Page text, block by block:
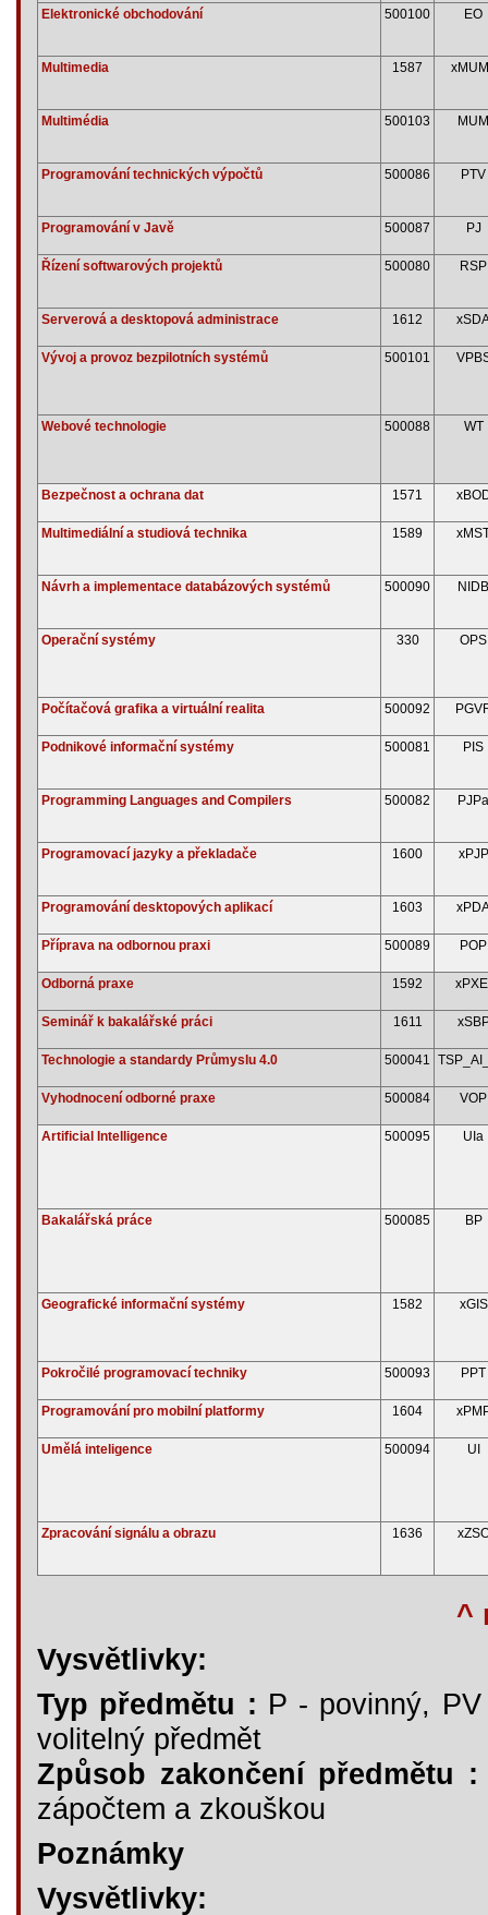
Elektronické obchodování 500100 EO
Multimedia 1587
Multimédia 500103 MUM
Programování technických výpočtů 500086 PTV
Programování v Javě 500087 PJ
Řízení softwarových projektů 500080 RSP
Serverová a desktopová administrace 1612
Vývoj a provoz bezpilotních systémů 500101
Webové technologie 500088 WT
Bezpečnost a ochrana dat 1571
Multimediální a studiová technika 1589
Návrh a implementace databázových systémů 500090 NIDB
Operační systémy 330 OPS
Počítačová grafika a virtuální realita 500092
Podnikové informační systémy 500081 PIS
Programming Languages and Compilers 500082 PJPa
Programovací jazyky a překladače 1600 xPJP
Programování desktopových aplikací 1603
Příprava na odbornou praxi 500089 POP
Odborná praxe 1592
Seminář k bakalářské práci 1611
Technologie a standardy Průmyslu 4.0 500041
Vyhodnocení odborné praxe 500084 VOP
Artificial Intelligence 500095 UIa
Bakalářská práce 500085 BP
Geografické informační systémy 1582 xGIS
Pokročilé programovací techniky 500093 PPT
Programování pro mobilní platformy 1604
Umělá inteligence 500094 UI
Zpracování signálu a obrazu 1636
^
Vysvětlivky:
Typ předmětu : P - povinný,
volitelný předmět
Způsob zakončení předmětu :
zápočtem a zkouškou
Poznámky
Vysvětlivky: